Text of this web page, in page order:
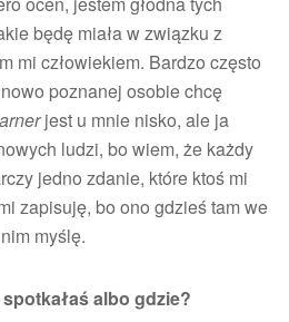
będę miała w związku z
mi człowiekiem. Bardzo często
poznanej osobie chcę
jest u mnie nisko, ale ja
ludzi, bo wiem, że każdy
jedno zdanie, które ktoś mi
zapisuję, bo ono gdzieś tam we
myślę.
albo gdzie?